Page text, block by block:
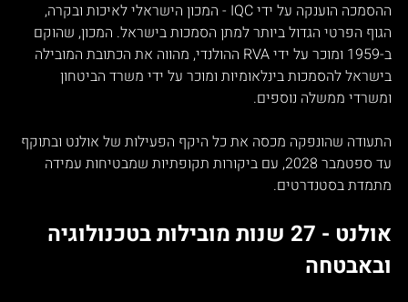
ההסמכה הוענקה על ידי IQC - המכון הישראלי לאיכות ובקרה,
הגוף הפרטי הגדול ביותר למתן הסמכות בישראל. המכון, שהוקם
ב-1959 ומוכר על ידי RVA ההולנדי, מהווה את הכתובת המובילה
בישראל להסמכות בינלאומיות ומוכר על ידי משרד הביטחון
ומשרדי ממשלה נוספים.
התעודה שהונפקה מכסה את כל היקף הפעילות של אולנט ובתוקף
עד ספטמבר 2028, עם ביקורות תקופתיות שמבטיחות עמידה
מתמדת בסטנדרטים.
אולנט - 27 שנות מובילות בטכנולוגיה
ובאבטחה